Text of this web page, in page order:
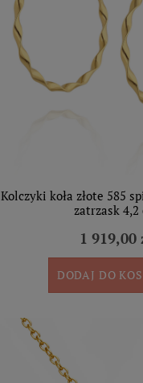
Kolczyki koła złote 585
zatrzask 4,2
1 919,00
DODAJ DO